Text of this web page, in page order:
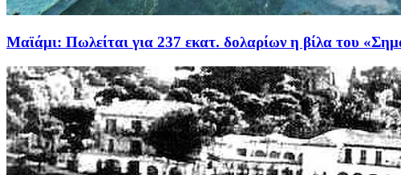
Μαϊάμι: Πωλείται για 237 εκατ. δολαρίων η βίλα του